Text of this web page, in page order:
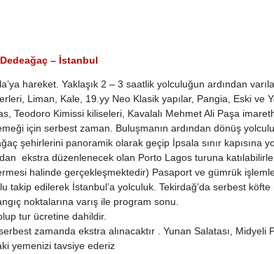
– İstanbul
hareket. Yaklaşık 2 – 3 saatlik yolculuğun ardından
Liman, Kale, 19.yy Neo Klasik yapılar, Pangia, Eski ve
Teodoro Kimissi kiliseleri, Kavalalı Mehmet Ali Paşa
için serbest zaman. Buluşmanın ardından dönüş
şehirlerini panoramik olarak geçip İpsala sınır kapısına
ekstra düzenlenecek olan Porto Lagos turuna
halinde gerçekleşmektedir) Pasaport ve gümrük
takip edilerek İstanbul’a yolculuk. Tekirdağ’da serbest köfte
noktalarına varış ile program sonu.
tur ücretine dahildir.
zamanda ekstra alınacaktır . Yunan Salatası, Midyeli
yemenizi tavsiye ederiz